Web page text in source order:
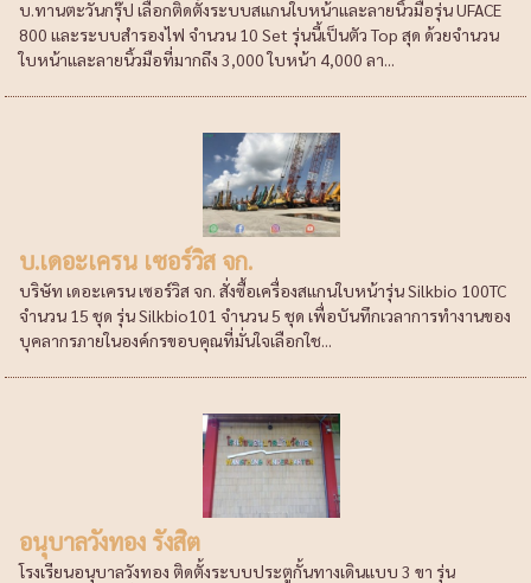
บ.ทานตะวันกรุ๊ป เลือกติดตั้งระบบสแกนใบหน้าและลายนิ้วมือรุ่น UFACE
800 และระบบสำรองไฟ จำนวน 10 Set รุ่นนี้เป็นตัว Top สุด ด้วยจำนวน
ใบหน้าและลายนิ้วมือที่มากถึง 3,000 ใบหน้า 4,000 ลา...
บ.เดอะเครน เซอร์วิส จก.
บริษัท เดอะเครน เซอร์วิส จก. สั่งซื้อเครื่องสแกนใบหน้ารุ่น Silkbio 100TC
จำนวน 15 ชุด รุ่น Silkbio101 จำนวน 5 ชุด เพื่อบันทึกเวลาการทำงานของ
บุคลากรภายในองค์กรขอบคุณที่มั่นใจเลือกใช...
อนุบาลวังทอง รังสิต
โรงเรียนอนุบาลวังทอง ติดตั้งระบบประตูกั้นทางเดินแบบ 3 ขา รุ่น